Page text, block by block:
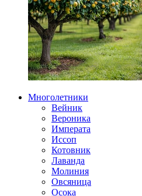
Многолетники
Вейник
Вероника
Императа
Иссоп
Котовник
Лаванда
Молиния
Овсяница
Осока